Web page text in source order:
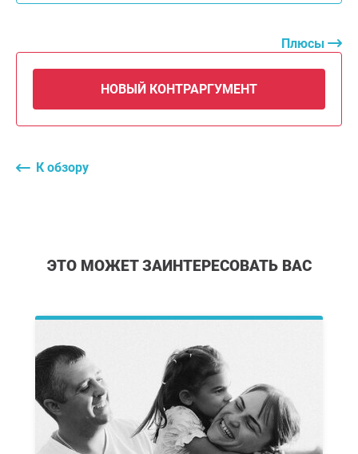
Плюсы
НОВЫЙ КОНТРАРГУМЕНТ
К обзору
ЭТО МОЖЕТ ЗАИНТЕРЕСОВАТЬ ВАС